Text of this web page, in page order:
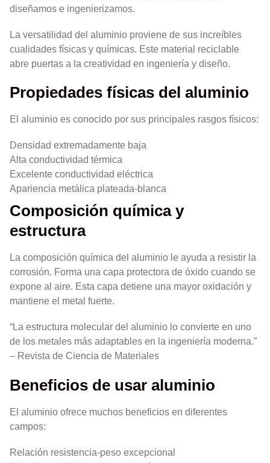
diseñamos e ingenierizamos.
La versatilidad del aluminio proviene de sus increíbles
cualidades físicas y químicas. Este material reciclable
abre puertas a la creatividad en ingeniería y diseño.
Propiedades físicas del aluminio
El aluminio es conocido por sus principales rasgos físicos:
Densidad extremadamente baja
Alta conductividad térmica
Excelente conductividad eléctrica
Apariencia metálica plateada-blanca
Composición química y
estructura
La composición química del aluminio le ayuda a resistir la
corrosión. Forma una capa protectora de óxido cuando se
expone al aire. Esta capa detiene una mayor oxidación y
mantiene el metal fuerte.
“La estructura molecular del aluminio lo convierte en uno
de los metales más adaptables en la ingeniería moderna.”
– Revista de Ciencia de Materiales
Beneficios de usar aluminio
El aluminio ofrece muchos beneficios en diferentes
campos:
Relación resistencia-peso excepcional